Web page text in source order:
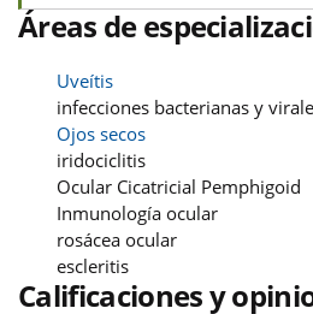
Áreas de
Uveítis
infecciones bacterianas y
Ojos secos
iridociclitis
Ocular Cicatricial Pemphigoid
Inmunología ocular
rosácea ocular
escleritis
Calificaciones y